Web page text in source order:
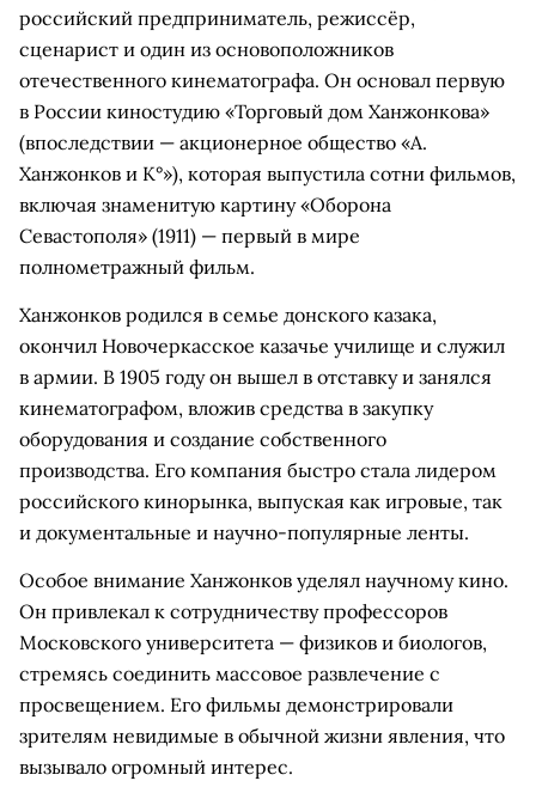
российский предприниматель, режиссёр,
сценарист и один из основоположников
отечественного кинематографа. Он основал первую
в России киностудию «Торговый дом Ханжонкова»
(впоследствии — акционерное общество «А.
Ханжонков и К°»), которая выпустила сотни фильмов,
включая знаменитую картину «Оборона
Севастополя» (1911) — первый в мире
полнометражный фильм.
Ханжонков родился в семье донского казака,
окончил Новочеркасское казачье училище и служил
в армии. В 1905 году он вышел в отставку и занялся
кинематографом, вложив средства в закупку
оборудования и создание собственного
производства. Его компания быстро стала лидером
российского кинорынка, выпуская как игровые, так
и документальные и научно-популярные ленты.
Особое внимание Ханжонков уделял научному кино.
Он привлекал к сотрудничеству профессоров
Московского университета — физиков и биологов,
стремясь соединить массовое развлечение с
просвещением. Его фильмы демонстрировали
зрителям невидимые в обычной жизни явления, что
вызывало огромный интерес.